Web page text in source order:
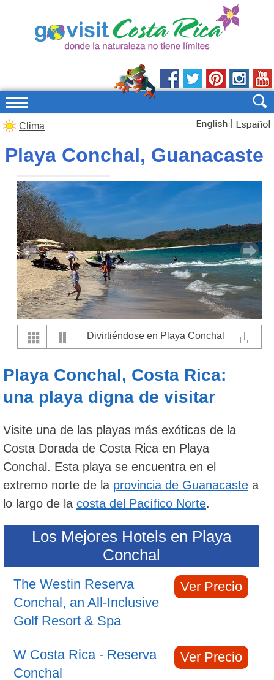
Clima
Playa Conchal, Guanacaste
Divirtiéndose en Playa Conchal
Playa Conchal, Costa Rica:
una playa digna de visitar
Visite una de las playas más exóticas de la
Costa Dorada de Costa Rica en Playa
Conchal. Esta playa se encuentra en el
extremo norte de la provincia de Guanacaste a
lo largo de la costa del Pacífico Norte.
Los Mejores Hotels en Playa
Conchal
The Westin Reserva
Conchal, an All-Inclusive
Golf Resort & Spa
Ver Precio
W Costa Rica - Reserva
Conchal
Ver Precio